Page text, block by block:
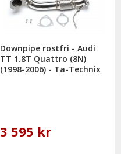
Downpipe rostfri - Audi
TT 1.8T Quattro (8N)
(1998-2006) - Ta-Technix
3 595 kr